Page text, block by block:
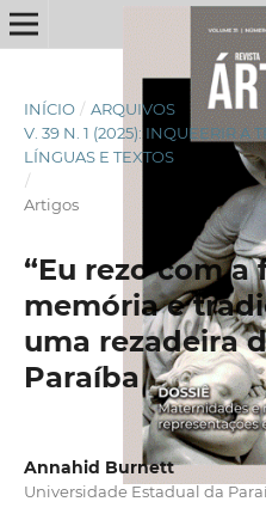
INÍCIO / ARQUIVOS
V. 39 N. 1 (2025): INQUEERIR A
LÍNGUAS E TEXTOS
/
Artigos
“Eu rezo com a
memória e
uma rezadeira
Paraíba
Annahid Burnett
Universidade Estadual da